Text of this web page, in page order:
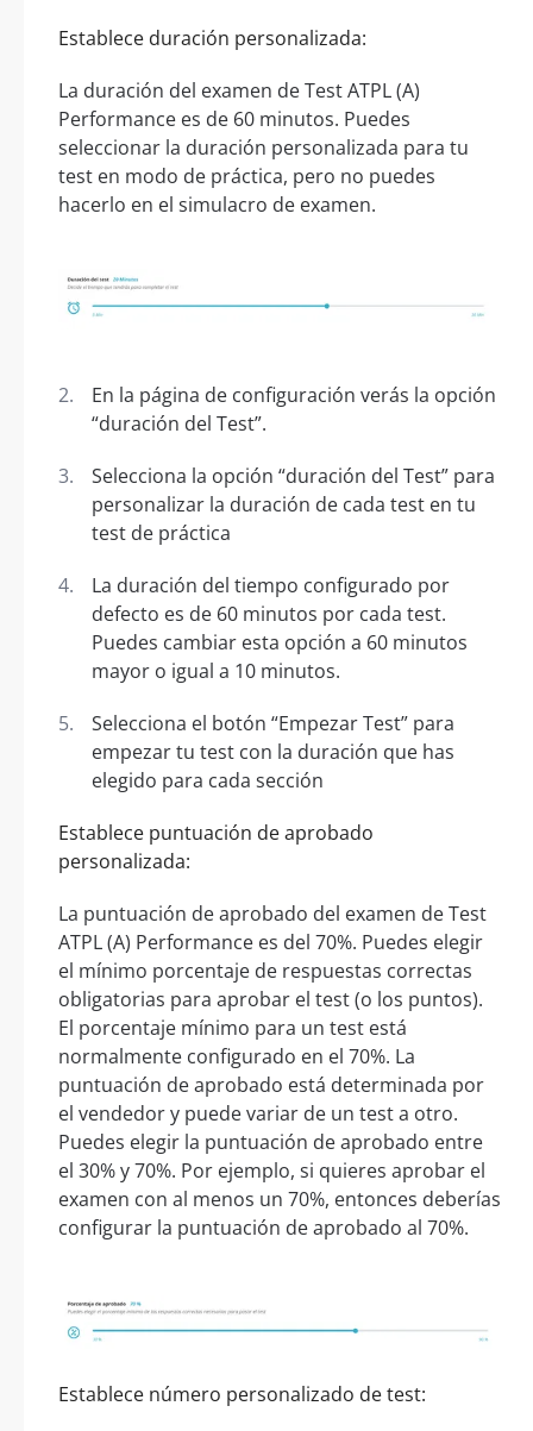
Establece duración personalizada:
La duración del examen de Test ATPL (A)
Performance es de 60 minutos. Puedes
seleccionar la duración personalizada para tu
test en modo de práctica, pero no puedes
hacerlo en el simulacro de examen.
En la página de configuración verás la opción
“duración del Test”.
Selecciona la opción “duración del Test” para
personalizar la duración de cada test en tu
test de práctica
La duración del tiempo configurado por
defecto es de 60 minutos por cada test.
Puedes cambiar esta opción a 60 minutos
mayor o igual a 10 minutos.
Selecciona el botón “Empezar Test” para
empezar tu test con la duración que has
elegido para cada sección
Establece puntuación de aprobado
personalizada:
La puntuación de aprobado del examen de Test
ATPL (A) Performance es del 70%. Puedes elegir
el mínimo porcentaje de respuestas correctas
obligatorias para aprobar el test (o los puntos).
El porcentaje mínimo para un test está
normalmente configurado en el 70%. La
puntuación de aprobado está determinada por
el vendedor y puede variar de un test a otro.
Puedes elegir la puntuación de aprobado entre
el 30% y 70%. Por ejemplo, si quieres aprobar el
examen con al menos un 70%, entonces deberías
configurar la puntuación de aprobado al 70%.
Establece número personalizado de test: